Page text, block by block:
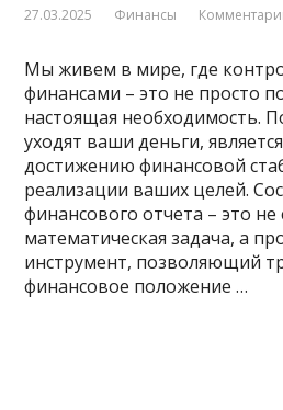
27.03.2025 Финансы
Мы живем в мире, где
финансами – это не просто
настоящая необходимость.
уходят ваши деньги,
достижению финансовой
реализации ваших целей.
финансового отчета – это не
математическая задача, а
инструмент, позволяющий
финансовое положение …